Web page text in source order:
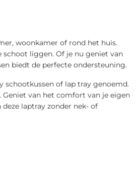
woonkamer of rond het huis.
liggen. Of je nu geniet van
biedt de perfecte ondersteuning.
schootkussen of lap tray genoemd.
Geniet van het comfort van je eigen
laptray zonder nek- of